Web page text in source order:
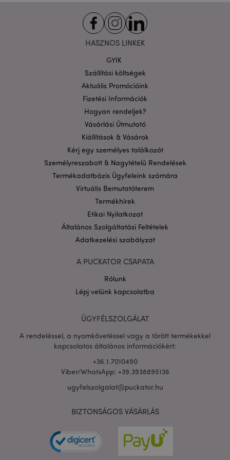
HASZNOS LINKEK
GYIK
Szállítási költségek
Aktuális Promócióink
Fizetési Információk
Hogyan rendeljek?
Vásárlási Útmutató
Kiállítások & Vásárok
Kérj egy személyes találkozót
Személyreszabott & Nagytételű Rendelések
Termékadatbázis Ügyfeleink számára
Virtuális Bemutatóterem
Termékhírek
Etikai Nyilatkozat
Általános Szolgáltatási Feltételek
Adatkezelési szabályzat
A PUCKATOR CSAPATA
Rólunk
Lépj velünk kapcsolatba
ÜGYFÉLSZOLGÁLAT
A rendeléssel, a nyomkövetéssel vagy a törött termékekkel
kapcsolatos általános információkért:
+36.1.7010490
Viber/WhatsApp: +39.3938895136
ugyfelszolgalat@puckator.hu
BIZTONSÁGOS VÁSÁRLÁS
A weboldal működéséhez feltétlenül szükséges sütik
lehetővé teszik a webhely alapvető funkcióit,
például a felhasználói bejelentkezést és a
fiókkezelést. A weboldal nem használható
megfelelően a feltétlenül szükséges sütik nélkül.
CookieScriptConsent
PHPSESSID
PHP.net
puckator.hu